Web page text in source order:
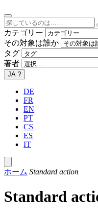
カテゴリー
その対象は誰か
タグ
著者
JA ?
DE
FR
EN
PT
CS
ES
IT
ホーム Standard action
Standard